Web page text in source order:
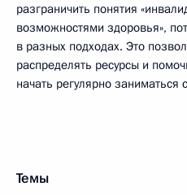
разграничить понятия
возможностями здоровья»,
в разных подходах. Это
распределять ресурсы и
начать регулярно заниматься
Темы